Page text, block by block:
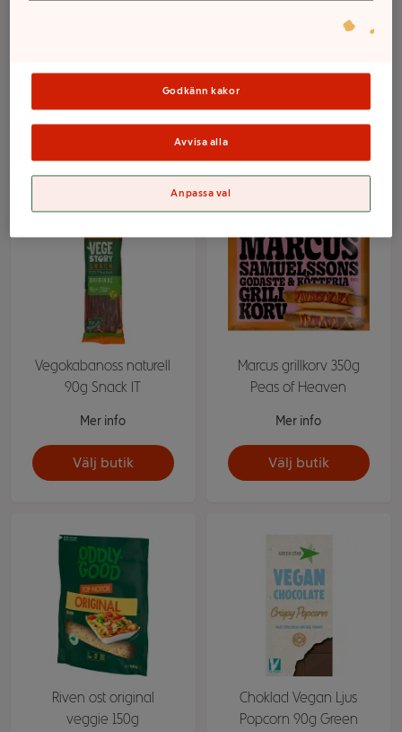
Välj butik Välj butik
Vegokabanoss naturell
90g Snack IT
Mer info
Välj butik
Marcus grillkorv 350g
Peas of Heaven
Mer info
Välj butik
Riven ost original
veggie 150g
Choklad Vegan Ljus
Popcorn 90g Green
Godkänn kakor
Avvisa alla
Anpassa val